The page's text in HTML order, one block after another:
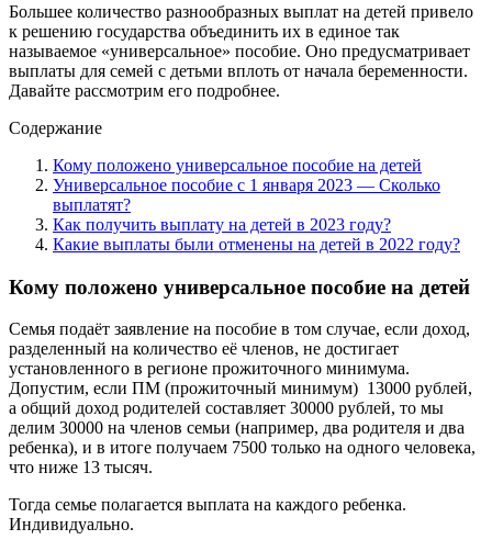
Большее количество разнообразных выплат на детей привело
к решению государства объединить их в единое так
называемое «универсальное» пособие. Оно предусматривает
выплаты для семей с детьми вплоть от начала беременности.
Давайте рассмотрим его подробнее.
Содержание
Кому положено универсальное пособие на детей
Универсальное пособие с 1 января 2023 — Сколько
выплатят?
Как получить выплату на детей в 2023 году?
Какие выплаты были отменены на детей в 2022 году?
Кому положено универсальное пособие на детей
Семья подаёт заявление на пособие в том случае, если доход,
разделенный на количество её членов, не достигает
установленного в регионе прожиточного минимума.
Допустим, если ПМ (прожиточный минимум) 13000 рублей,
а общий доход родителей составляет 30000 рублей, то мы
делим 30000 на членов семьи (например, два родителя и два
ребенка), и в итоге получаем 7500 только на одного человека,
что ниже 13 тысяч.
Тогда семье полагается выплата на каждого ребенка.
Индивидуально.